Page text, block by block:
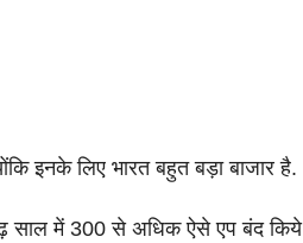
इनके लिए भारत बहुत बड़ा बाजार है.
डेढ़ साल में 300 से अधिक ऐसे एप बंद किये